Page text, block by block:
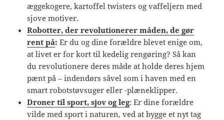
æggekogere, kartoffel twisters og vaffeljern med
sjove motiver.
Robotter, der revolutionerer måden, de gør
rent på: Er du og dine forældre blevet enige om,
at livet er for kort til kedelig rengøring? Så kan
du revolutionere deres måde at holde deres hjem
pænt på – indendørs såvel som i haven med en
smart robotstøvsuger eller -plæneklipper.
Droner til sport, sjov og leg: Er dine forældre
vilde med sport i naturen, ved at bygge et nyt tag